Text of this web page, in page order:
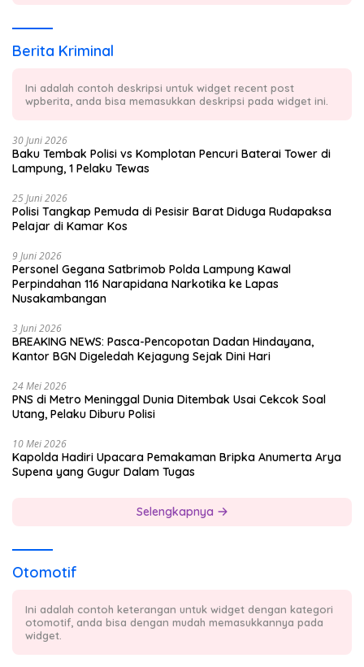
Berita Kriminal
Ini adalah contoh deskripsi untuk widget recent post
wpberita, anda bisa memasukkan deskripsi pada widget ini.
30 Juni 2026
Baku Tembak Polisi vs Komplotan Pencuri Baterai Tower di
Lampung, 1 Pelaku Tewas
25 Juni 2026
Polisi Tangkap Pemuda di Pesisir Barat Diduga Rudapaksa
Pelajar di Kamar Kos
9 Juni 2026
Personel Gegana Satbrimob Polda Lampung Kawal
Perpindahan 116 Narapidana Narkotika ke Lapas
Nusakambangan
3 Juni 2026
BREAKING NEWS: Pasca-Pencopotan Dadan Hindayana,
Kantor BGN Digeledah Kejagung Sejak Dini Hari
24 Mei 2026
PNS di Metro Meninggal Dunia Ditembak Usai Cekcok Soal
Utang, Pelaku Diburu Polisi
10 Mei 2026
Kapolda Hadiri Upacara Pemakaman Bripka Anumerta Arya
Supena yang Gugur Dalam Tugas
Selengkapnya
Otomotif
Ini adalah contoh keterangan untuk widget dengan kategori
otomotif, anda bisa dengan mudah memasukkannya pada
widget.